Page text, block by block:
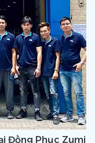
Đồng Phục Zumi